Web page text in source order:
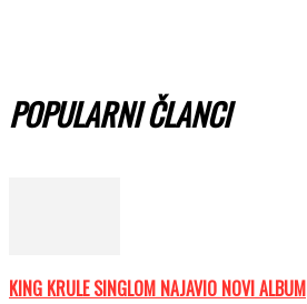
POPULARNI ČLANCI
KING KRULE SINGLOM NAJAVIO NOVI ALBUM